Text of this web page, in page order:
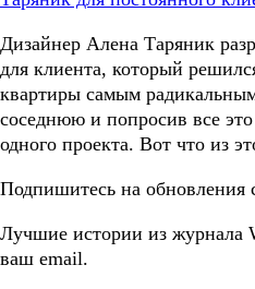
Дизайнер Алена Таряник
для клиента, который
квартиры самым
соседнюю и попросив все
одного проекта. Вот что из
Подпишитесь на обновления
Лучшие истории из журнала
ваш email.